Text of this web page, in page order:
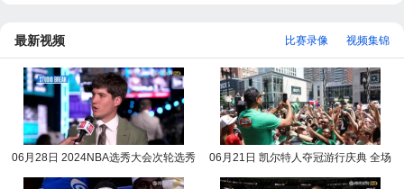
最新视频 视频集锦
比赛录像
06月28日 2024NBA选秀大会次轮选秀
06月21日 凯尔特人夺冠游行庆典 全场